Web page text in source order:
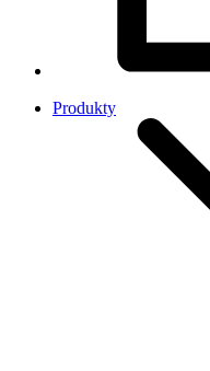
Produkty